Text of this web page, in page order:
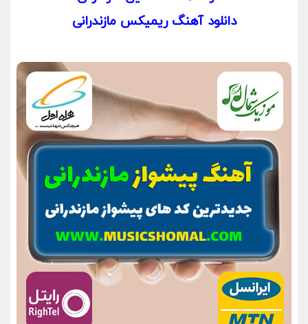
دانلود آهنگ ریمیکس مازندرانی